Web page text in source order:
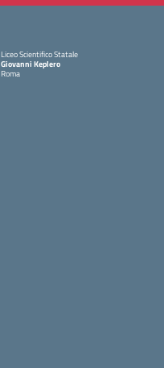
Liceo Scientifico Statale
Giovanni Keplero
Roma